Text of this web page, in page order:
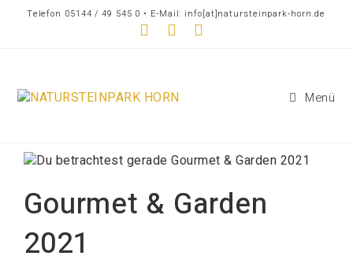
Telefon 05144 / 49 545 0 • E-Mail: info[at]natursteinpark-horn.de
Menü
Gourmet & Garden
2021